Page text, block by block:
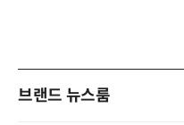
브랜드 뉴스룸